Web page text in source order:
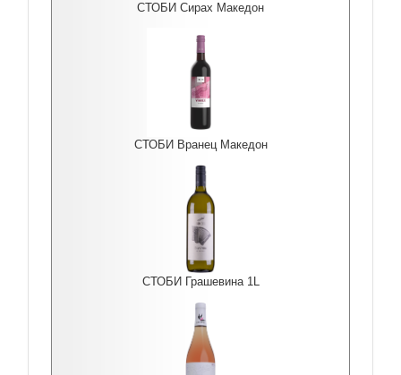
СТОБИ Сирах Македон
СТОБИ Вранец Македон
СТОБИ Грашевина 1L